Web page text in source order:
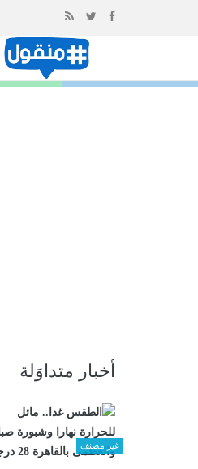
أخبار متداوَلة
غير مصنف